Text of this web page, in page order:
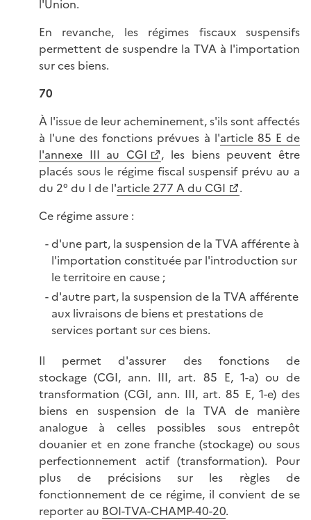
l'Union.
En revanche, les régimes fiscaux suspensifs
permettent de suspendre la TVA à l'importation
sur ces biens.
70
À l'issue de leur acheminement, s'ils sont affectés
à l'une des fonctions prévues à l'article 85 E de
l'annexe III au CGI
, les biens peuvent être
placés sous le régime fiscal suspensif prévu au a
du 2° du I de l'article 277 A du CGI
.
Ce régime assure :
d'une part, la suspension de la TVA afférente à
l'importation constituée par l'introduction sur
le territoire en cause ;
d'autre part, la suspension de la TVA afférente
aux livraisons de biens et prestations de
services portant sur ces biens.
Il permet d'assurer des fonctions de
stockage (CGI, ann. III, art. 85 E, 1-a) ou de
transformation (CGI, ann. III, art. 85 E, 1-e) des
biens en suspension de la TVA de manière
analogue à celles possibles sous entrepôt
douanier et en zone franche (stockage) ou sous
perfectionnement actif (transformation). Pour
plus de précisions sur les règles de
fonctionnement de ce régime, il convient de se
reporter au BOI-TVA-CHAMP-40-20.